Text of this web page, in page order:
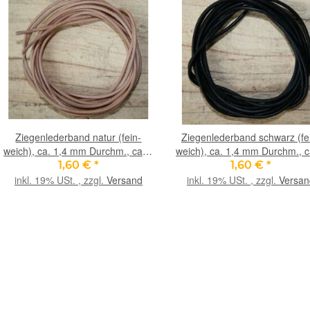
Ziegenlederband natur (fein-
weich), ca. 1,4 mm Durchm., ca. 1
m lang
1,60 € *
inkl. 19% USt. , zzgl. Versand
Ziegenlederband schwarz
weich), ca. 1,4 mm Durchm.,
m lang
1,60 € *
inkl. 19% USt. , zzgl.